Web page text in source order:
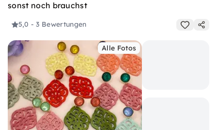
sonst noch brauchst
5,0 - 3 Bewertungen
Alle Fotos